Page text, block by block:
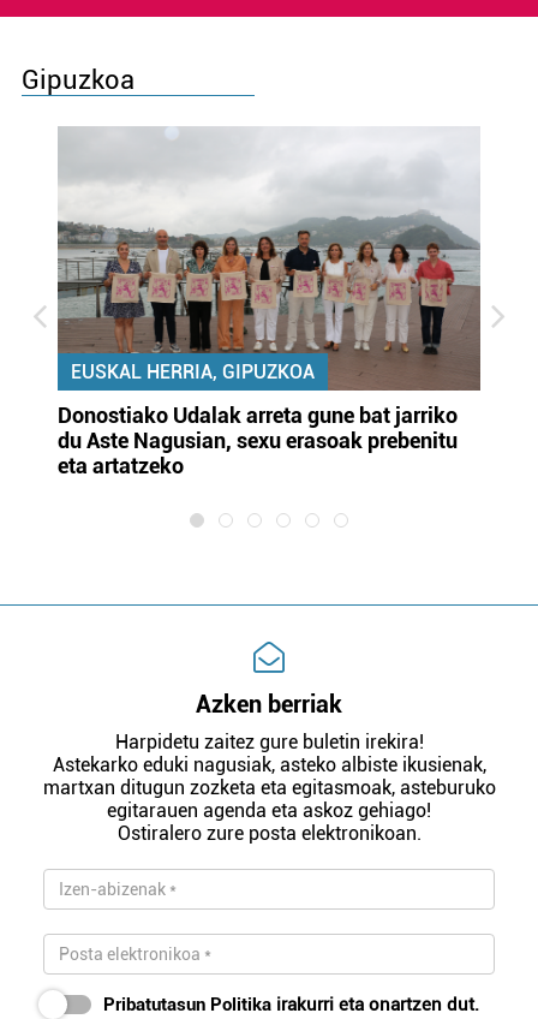
Gipuzkoa
EUSKAL HERRIA, GIPUZKOA
Donostiako Udalak arreta gune bat jarriko
du Aste Nagusian, sexu erasoak prebenitu
eta artatzeko
Azken berriak
Harpidetu zaitez gure buletin irekira!
Astekarko eduki nagusiak, asteko albiste ikusienak,
martxan ditugun zozketa eta egitasmoak, asteburuko
egitarauen agenda eta askoz gehiago!
Ostiralero zure posta elektronikoan.
Pribatutasun Politika irakurri eta onartzen dut.